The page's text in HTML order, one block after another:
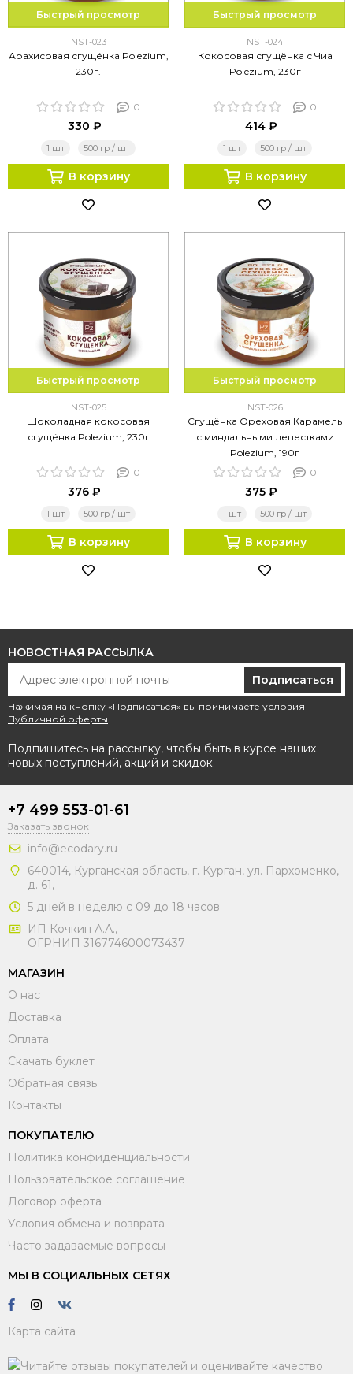
Быстрый просмотр
NST-023
Арахисовая сгущёнка Polezium,
230г.
0
330 ₽
1 шт 500 гр / шт
В корзину
Быстрый просмотр
NST-024
Кокосовая сгущёнка с Чиа
Polezium, 230г
0
414 ₽
1 шт 500 гр / шт
В корзину
Быстрый просмотр
NST-025
Шоколадная кокосовая
сгущёнка Polezium, 230г
0
376 ₽
1 шт 500 гр / шт
В корзину
Быстрый просмотр
NST-026
Сгущёнка Ореховая Карамель
с миндальными лепестками
Polezium, 190г
0
375 ₽
1 шт 500 гр / шт
В корзину
НОВОСТНАЯ РАССЫЛКА
Подписаться
Нажимая на кнопку «Подписаться» вы принимаете условия
Публичной оферты.
Подпишитесь на рассылку, чтобы быть в курсе наших
новых поступлений, акций и скидок.
+7 499 553-01-61
Заказать звонок
info@ecodary.ru
640014, Курганская область, г. Курган, ул. Пархоменко,
д. 61,
5 дней в неделю с 09 до 18 часов
ИП Кочкин А.А.,
ОГРНИП 316774600073437
МАГАЗИН
О нас
Доставка
Оплата
Скачать буклет
Обратная связь
Контакты
ПОКУПАТЕЛЮ
Политика конфиденциальности
Пользовательское соглашение
Договор оферта
Условия обмена и возврата
Часто задаваемые вопросы
МЫ В СОЦИАЛЬНЫХ СЕТЯХ
Карта сайта